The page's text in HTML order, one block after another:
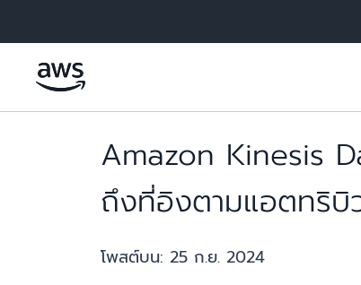
Amazon Kinesis
ถึงที่อิงตามแอตทริบิ
โพสต์บน: 25 ก.ย. 2024